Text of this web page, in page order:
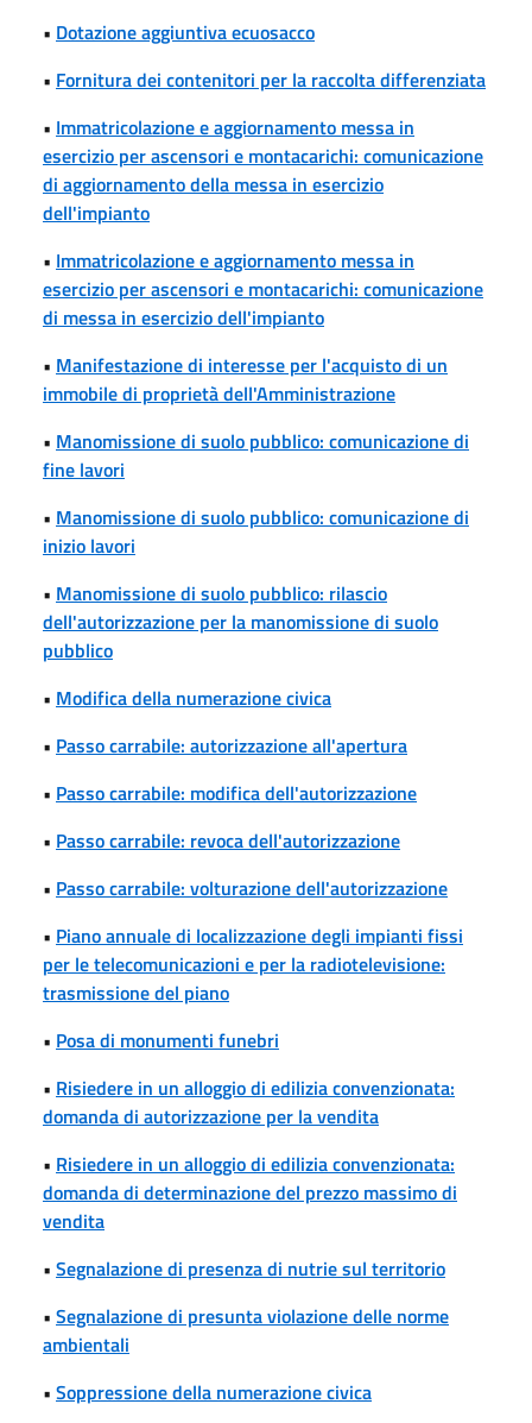
• Dotazione aggiuntiva ecuosacco
• Fornitura dei contenitori per la raccolta differenziata
• Immatricolazione e aggiornamento messa in
esercizio per ascensori e montacarichi: comunicazione
di aggiornamento della messa in esercizio
dell'impianto
• Immatricolazione e aggiornamento messa in
esercizio per ascensori e montacarichi: comunicazione
di messa in esercizio dell'impianto
• Manifestazione di interesse per l'acquisto di un
immobile di proprietà dell'Amministrazione
• Manomissione di suolo pubblico: comunicazione di
fine lavori
• Manomissione di suolo pubblico: comunicazione di
inizio lavori
• Manomissione di suolo pubblico: rilascio
dell'autorizzazione per la manomissione di suolo
pubblico
• Modifica della numerazione civica
• Passo carrabile: autorizzazione all'apertura
• Passo carrabile: modifica dell'autorizzazione
• Passo carrabile: revoca dell'autorizzazione
• Passo carrabile: volturazione dell'autorizzazione
• Piano annuale di localizzazione degli impianti fissi
per le telecomunicazioni e per la radiotelevisione:
trasmissione del piano
• Posa di monumenti funebri
• Risiedere in un alloggio di edilizia convenzionata:
domanda di autorizzazione per la vendita
• Risiedere in un alloggio di edilizia convenzionata:
domanda di determinazione del prezzo massimo di
vendita
• Segnalazione di presenza di nutrie sul territorio
• Segnalazione di presunta violazione delle norme
ambientali
• Soppressione della numerazione civica